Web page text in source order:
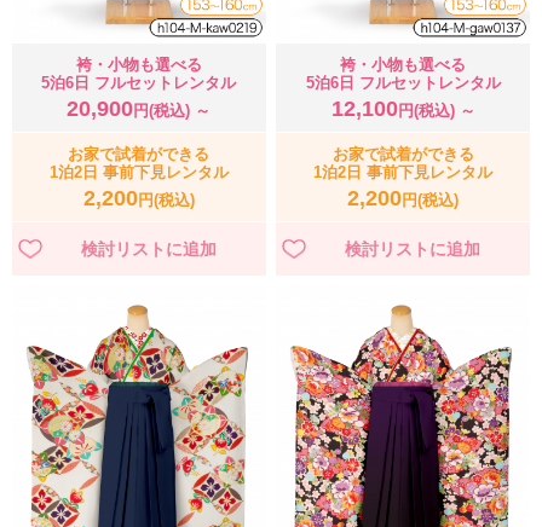
袴・小物も選べる
5泊6日 フルセットレンタル
20,900 円(税込) ～
お家で試着ができる
1泊2日 事前下見レンタル
2,200円(税込)
袴・小物も選べる
5泊6日 フルセットレンタル
12,100円(税込) ～
お家で試着ができる
1泊2日 事前下見レンタル
2,200円(税込)